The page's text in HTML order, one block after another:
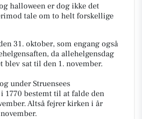
halloween er dog ikke det
tale om to helt forskellige
31. oktober, som engang også
da allehelgensdag
sat til den 1. november.
under Struensees
1770 bestemt til at falde den
Altså fejrer kirken i år